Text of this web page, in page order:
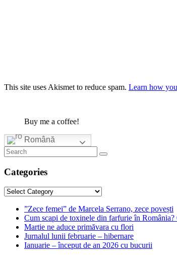
This site uses Akismet to reduce spam. Learn how
Buy me a coffee!
Română
Categories
Categories
”Zece femei” de Marcela Serrano, zece povești
Cum scapi de toxinele din farfurie în
Martie ne aduce primăvara cu flori
Jurnalul lunii februarie – hibernare
Ianuarie – început de an 2026 cu bucurii